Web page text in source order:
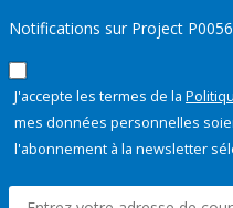
Notifications sur Project
J'accepte les termes de la
mes données personnelles
l'abonnement à la newsletter